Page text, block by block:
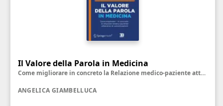
Il Valore della Parola in Medicina
Come migliorare in concreto la Relazione medico-paziente attraverso la Comunicazione
ANGELICA GIAMBELLUCA